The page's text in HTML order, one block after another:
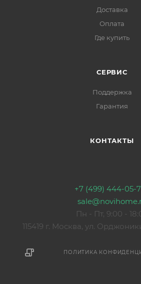
Доставка
Оплата
Где купить
СЕРВИС
Поддержка
Гарантия
КОНТАКТЫ
+7 (499) 444-05-
Пн - Пт, 9:00 -
115419 г. Москва, ул.
ПОЛИТИКА